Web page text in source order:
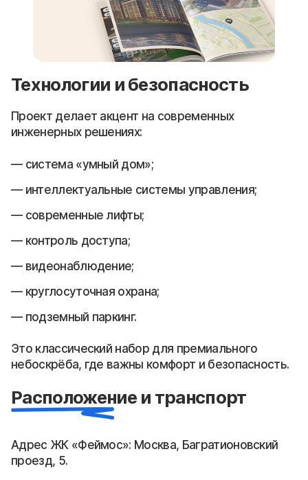
Технологии и безопасность
Проект делает акцент на современных
инженерных решениях:
система «умный дом»;
интеллектуальные системы управления;
современные лифты;
контроль доступа;
видеонаблюдение;
круглосуточная охрана;
подземный паркинг.
Это классический набор для премиального
небоскрёба, где важны комфорт и безопасность.
Расположение и транспорт
Адрес ЖК «Феймос»: Москва, Багратионовский
проезд, 5.